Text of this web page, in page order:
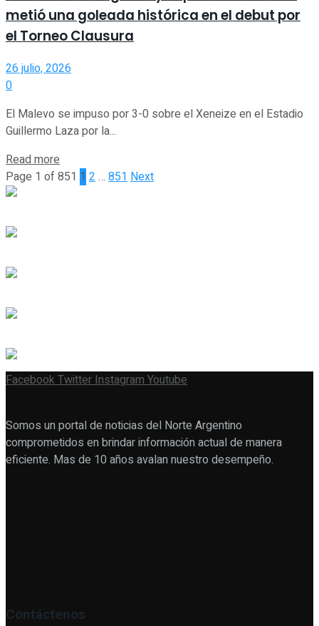
metió una goleada histórica en el debut por
el Torneo Clausura
26 julio, 2026
0
El Malevo se impuso por 3-0 sobre el Xeneize en el Estadio
Guillermo Laza por la...
Read more
Page 1 of 851 1 2 … 851 Next
FacebookTwitter Instagram Youtube
Somos un portal de noticias del Norte Argentino
comprometidos en brindar información actual de manera
eficiente. Mas de 10 años avalan nuestro desempeño.
Contáctenos